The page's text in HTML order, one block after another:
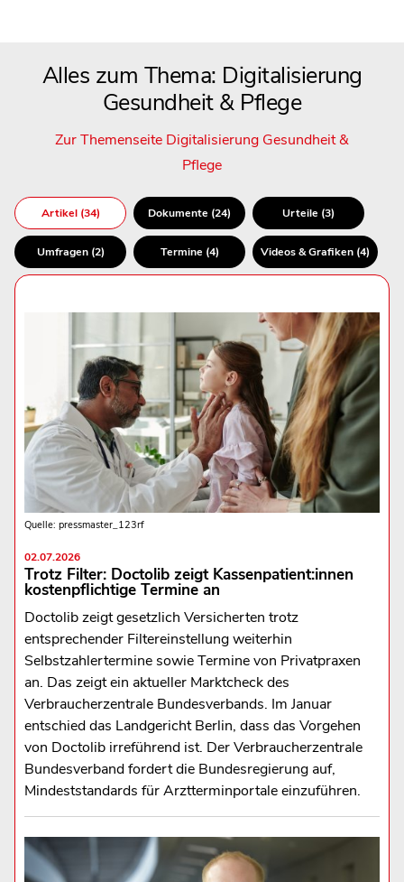
Alles zum Thema: Digitalisierung
Gesundheit & Pflege
Zur Themenseite Digitalisierung Gesundheit &
Pflege
Artikel (34) Dokumente (24) Urteile (3)
Umfragen (2) Termine (4) Videos & Grafiken (4)
Quelle: pressmaster_123rf
02.07.2026
Trotz Filter: Doctolib zeigt Kassenpatient:innen
kostenpflichtige Termine an
Doctolib zeigt gesetzlich Versicherten trotz
entsprechender Filtereinstellung weiterhin
Selbstzahlertermine sowie Termine von Privatpraxen
an. Das zeigt ein aktueller Marktcheck des
Verbraucherzentrale Bundesverbands. Im Januar
entschied das Landgericht Berlin, dass das Vorgehen
von Doctolib irreführend ist. Der Verbraucherzentrale
Bundesverband fordert die Bundesregierung auf,
Mindeststandards für Arztterminportale einzuführen.